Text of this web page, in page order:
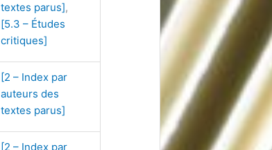
textes parus],
[5.3 – Études
critiques]
[2 – Index par
auteurs des
textes parus]
[2 – Index par